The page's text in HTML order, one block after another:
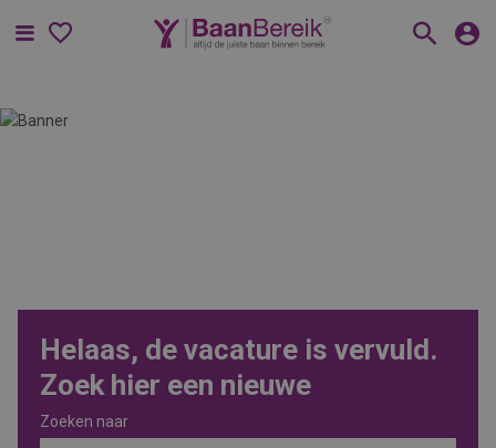
Menu
Helaas, de vacature is vervuld.
Zoek hier een nieuwe
Zoeken naar